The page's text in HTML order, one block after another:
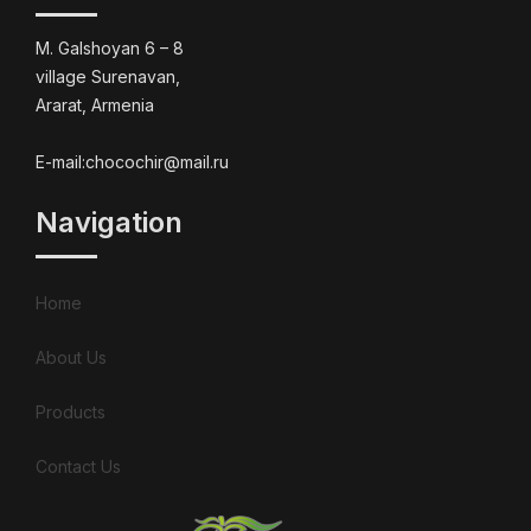
M. Galshoyan 6 – 8
village Surenavan,
Ararat, Armenia
E-mail:chocochir@mail.ru
Navigation
Home
About Us
Products
Contact Us